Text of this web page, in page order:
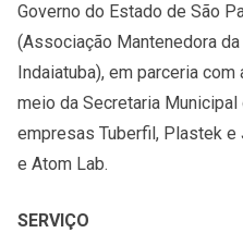
Governo do Estado de São
(Associação Mantenedora
Indaiatuba), em parceria
meio da Secretaria
empresas Tuberfil, Plastek
e Atom Lab.
SERVIÇO